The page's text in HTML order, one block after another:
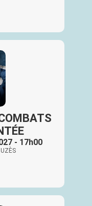
- 17h00